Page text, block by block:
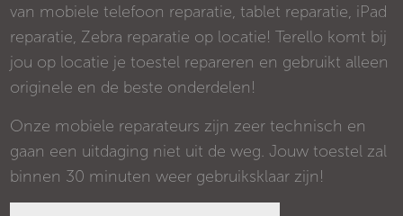
van mobiele telefoon reparatie, tablet reparatie, iPad
reparatie, Zebra reparatie op locatie! Terello komt bij
jou op locatie je toestel repareren en gebruikt alleen
originele en de beste onderdelen!
Onze mobiele reparateurs zijn zeer technisch en
gaan een uitdaging niet uit de weg. Jouw toestel zal
binnen 30 minuten weer gebruiksklaar zijn!